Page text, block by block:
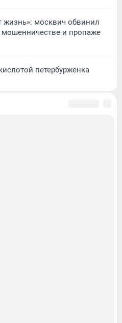
жизнь»: москвич обвинил
мошенничестве и пропаже
петербурженка